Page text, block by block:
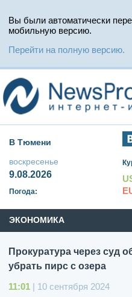
Вы были автоматически
мобильную версию.
Перейти на полную версию.
В Тюмени
воскресенье
9.08.2026
Погода:
ЭКОНОМИКА
Прокуратура через суд
убрать пирс с озера
11:01 | 10 сентября 2024